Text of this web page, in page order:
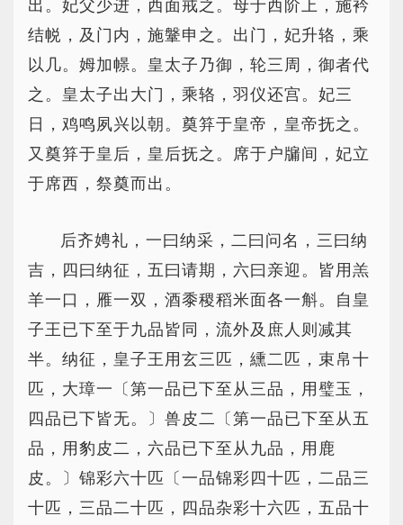
出。妃父少进，西面戒之。母于西阶上，施衿
结帨，及门内，施鞶申之。出门，妃升辂，乘
以几。姆加幜。皇太子乃御，轮三周，御者代
之。皇太子出大门，乘辂，羽仪还宫。妃三
日，鸡鸣夙兴以朝。奠笲于皇帝，皇帝抚之。
又奠笲于皇后，皇后抚之。席于户牖间，妃立
于席西，祭奠而出。
后齐娉礼，一曰纳采，二曰问名，三曰纳
吉，四曰纳征，五曰请期，六曰亲迎。皆用羔
羊一口，雁一双，酒黍稷稻米面各一斛。自皇
子王已下至于九品皆同，流外及庶人则减其
半。纳征，皇子王用玄三匹，纁二匹，束帛十
匹，大璋一〔第一品已下至从三品，用璧玉，
四品已下皆无。〕兽皮二〔第一品已下至从五
品，用豹皮二，六品已下至从九品，用鹿
皮。〕锦彩六十匹〔一品锦彩四十匹，二品三
十匹，三品二十匹，四品杂彩十六匹，五品十